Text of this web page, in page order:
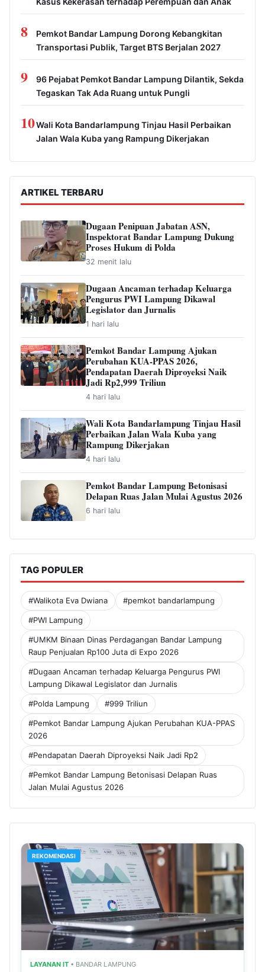
8
Pemkot Bandar Lampung Dorong Kebangkitan
Transportasi Publik, Target BTS Berjalan 2027
9
96 Pejabat Pemkot Bandar Lampung Dilantik, Sekda
Tegaskan Tak Ada Ruang untuk Pungli
10Wali Kota Bandarlampung Tinjau Hasil Perbaikan
Jalan Wala Kuba yang Rampung Dikerjakan
ARTIKEL TERBARU
Dugaan Penipuan Jabatan ASN,
Inspektorat Bandar Lampung Dukung
Proses Hukum di Polda
32 menit lalu
Dugaan Ancaman terhadap Keluarga
Pengurus PWI Lampung Dikawal
Legislator dan Jurnalis
1 hari lalu
Pemkot Bandar Lampung Ajukan
Perubahan KUA-PPAS 2026,
Pendapatan Daerah Diproyeksi Naik
Jadi Rp2,999 Triliun
4 hari lalu
Wali Kota Bandarlampung Tinjau Hasil
Perbaikan Jalan Wala Kuba yang
Rampung Dikerjakan
4 hari lalu
Pemkot Bandar Lampung Betonisasi
Delapan Ruas Jalan Mulai Agustus 2026
6 hari lalu
TAG POPULER
#Walikota Eva Dwiana #pemkot bandarlampung
#PWI Lampung
#UMKM Binaan Dinas Perdagangan Bandar Lampung
Raup Penjualan Rp100 Juta di Expo 2026
#Dugaan Ancaman terhadap Keluarga Pengurus PWI
Lampung Dikawal Legislator dan Jurnalis
#Polda Lampung #999 Triliun
#Pemkot Bandar Lampung Ajukan Perubahan KUA-PPAS
2026
#Pendapatan Daerah Diproyeksi Naik Jadi Rp2
#Pemkot Bandar Lampung Betonisasi Delapan Ruas
Jalan Mulai Agustus 2026
REKOMENDASI
LAYANAN IT • BANDAR LAMPUNG